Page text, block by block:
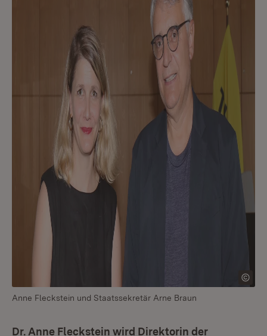
Anne Fleckstein und Staatssekretär Arne Braun
Dr. Anne Fleckstein wird Direktorin der